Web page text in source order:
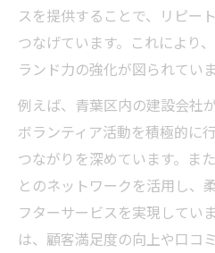
スを提供することで、リピー
つなげています。これにより
ランド力の強化が図られていま
例えば、青葉区内の建設会社
ボランティア活動を積極的に
つながりを深めています。ま
とのネットワークを活用し、
フターサービスを実現してい
は、顧客満足度の向上や口コ